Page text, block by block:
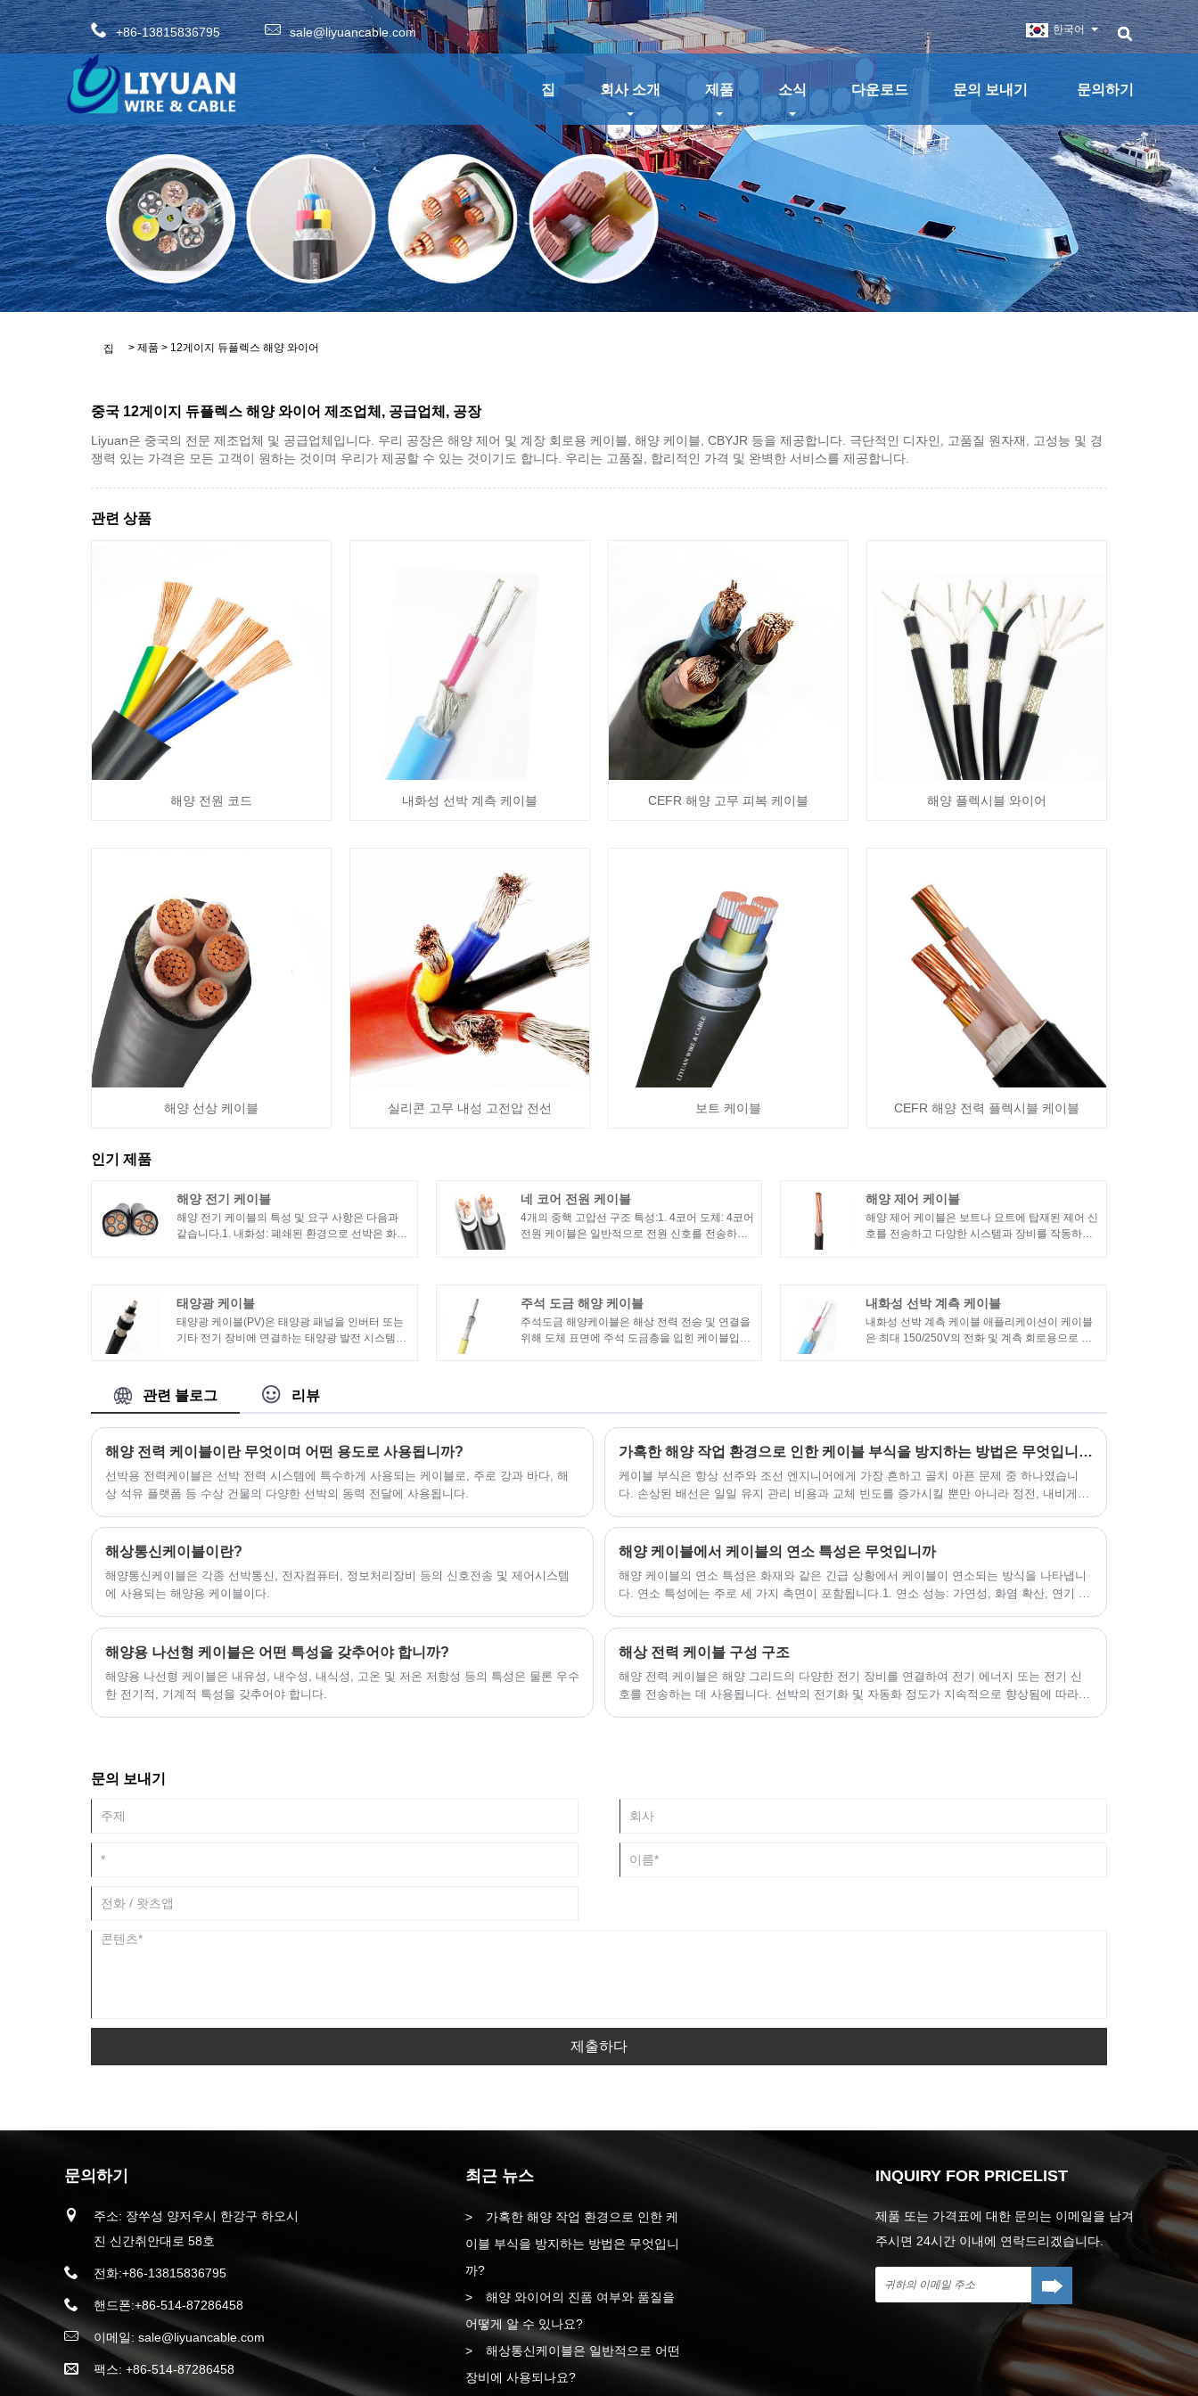
한국어
+86-13815836795 sale@liyuancable.com
집 회사 소개 제품 소식 다운로드 문의 보내기 문의하기
집 > 제품 > 12게이지 듀플렉스 해양 와이어
중국 12게이지 듀플렉스 해양 와이어 제조업체, 공급업체, 공장
Liyuan은 중국의 전문 제조업체 및 공급업체입니다. 우리 공장은 해양 제어 및 계장 회로용 케이블, 해양 케이블, CBYJR 등을 제공합니다. 극단적인 디자인, 고품질 원자재, 고성능 및 경
쟁력 있는 가격은 모든 고객이 원하는 것이며 우리가 제공할 수 있는 것이기도 합니다. 우리는 고품질, 합리적인 가격 및 완벽한 서비스를 제공합니다.
관련 상품
해양 전원 코드 내화성 선박 계측 케이블 CEFR 해양 고무 피복 케이블 해양 플렉시블 와이어
해양 선상 케이블 실리콘 고무 내성 고전압 전선 보트 케이블 CEFR 해양 전력 플렉시블 케이블
인기 제품
해양 전기 케이블
해양 전기 케이블의 특성 및 요구 사항은 다음과
같습니다.1. 내화성: 폐쇄된 환경으로 선박은 화재
선박 환경에는 종종 오일 오염이 있으며 해양 케이
정상적으로 작동할 수 있습니다.
네 코어 전원 케이블
4개의 중핵 고압선 구조 특성:1. 4코어 도체: 4코어
전원 케이블은 일반적으로 전원 신호를 전송하기
해양 제어 케이블
해양 제어 케이블은 보트나 요트에 탑재된 제어 신
호를 전송하고 다양한 시스템과 장비를 작동하기
도록 설계되었습니다.
태양광 케이블
태양광 케이블(PV)은 태양광 패널을 인버터 또는
기타 전기 장비에 연결하는 태양광 발전 시스템에
는 데 사용됩니다.
주석 도금 해양 케이블
주석도금 해양케이블은 해상 전력 전송 및 연결을
위해 도체 표면에 주석 도금층을 입힌 케이블입니
내화성 선박 계측 케이블
내화성 선박 계측 케이블 애플리케이션이 케이블
은 최대 150/250V의 전화 및 계측 회로용으로 설
60754-1,2, 0.5%(최대)연기 방출 : IEC 61034-
관련 블로그 리뷰
해양 전력 케이블이란 무엇이며 어떤 용도로 사용됩니까?
‌선박용 전력케이블‌은 선박 전력 시스템에 특수하게 사용되는 케이블로, 주로 강과 바다, 해
상 석유 플랫폼 등 수상 건물의 다양한 선박의 동력 전달에 사용됩니다.
가혹한 해양 작업 환경으로 인한 케이블 부식을 방지하는 방법은 무엇입니까?
케이블 부식은 항상 선주와 조선 엔지니어에게 가장 흔하고 골치 아픈 문제 중 하나였습니
다. 손상된 배선은 일일 유지 관리 비용과 교체 빈도를 증가시킬 뿐만 아니라 정전, 내비게이
선 산업은 합의에 도달했습니다. 케이블 부식을 방지하기 위한 효과적인 솔루션을 찾는 것이
해양 전기 업그레이드의 최우선 과제가 되었습니다.
해상통신케이블이란?
​해양통신케이블은 각종 선박통신, 전자컴퓨터, 정보처리장비 등의 신호전송 및 제어시스템
에 사용되는 해양용 케이블이다.
해양 케이블에서 케이블의 연소 특성은 무엇입니까
해양 케이블의 연소 특성은 화재와 같은 긴급 상황에서 케이블이 연소되는 방식을 나타냅니
다. 연소 특성에는 주로 세 가지 측면이 포함됩니다.1. 연소 성능: 가연성, 화염 확산, 연기 생
해양용 나선형 케이블은 어떤 특성을 갖추어야 합니까?
해양용 나선형 케이블은 내유성, 내수성, 내식성, 고온 및 저온 저항성 등의 특성은 물론 우수
한 전기적, 기계적 특성을 갖추어야 합니다.
해상 전력 케이블 구성 구조
해양 전력 케이블은 해양 그리드의 다양한 전기 장비를 연결하여 전기 에너지 또는 전기 신
호를 전송하는 데 사용됩니다. 선박의 전기화 및 자동화 정도가 지속적으로 향상됨에 따라
문의 보내기
제출하다
문의하기
주소: 장쑤성 양저우시 한강구 하오시
진 신간취안대로 58호
전화:+86-13815836795
핸드폰:+86-514-87286458
이메일: sale@liyuancable.com
팩스: +86-514-87286458
INQUIRY FOR PRICELIST
제품 또는 가격표에 대한 문의는 이메일을 남겨
주시면 24시간 이내에 연락드리겠습니다.
최근 뉴스
가혹한 해양 작업 환경으로 인한 케
이블 부식을 방지하는 방법은 무엇입니
까?
해양 와이어의 진품 여부와 품질을
어떻게 알 수 있나요?
해상통신케이블은 일반적으로 어떤
장비에 사용되나요?